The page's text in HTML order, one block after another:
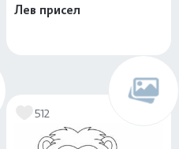
Лев присел
512